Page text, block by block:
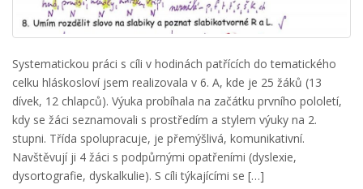
Systematickou práci s cíli v hodinách patřících do tematického
celku hláskosloví jsem realizovala v 6. A, kde je 25 žáků (13
dívek, 12 chlapců). Výuka probíhala na začátku prvního pololetí,
kdy se žáci seznamovali s prostředím a stylem výuky na 2.
stupni. Třída spolupracuje, je přemýšlivá, komunikativní.
Navštěvují ji 4 žáci s podpůrnými opatřeními (dyslexie,
dysortografie, dyskalkulie). S cíli týkajícími se […]